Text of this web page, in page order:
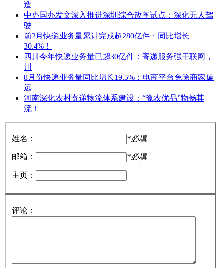
造
中办国办发文深入推进深圳综合改革试点：深化无人驾
驶
前2月快递业务量累计完成超280亿件：同比增长
30.4%！
四川今年快递业务量已超30亿件：寄递服务强干联网，
川
8月份快递业务量同比增长19.5%：电商平台免除商家偏
远
河南深化农村寄递物流体系建设：“豫农优品”物畅其
流！
姓名： *必填
邮箱： *必填
主页：
评论：